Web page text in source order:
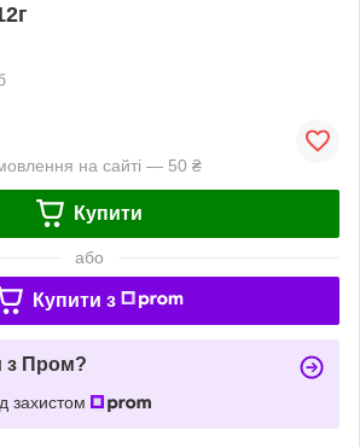
на сайті — 50 ₴
Купити
або
Купити з
з Пром?
захистом